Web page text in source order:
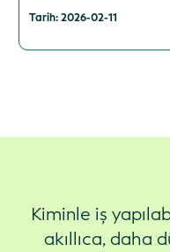
Tarih: 2026-02-11
Kiminle iş
akıllıca, daha